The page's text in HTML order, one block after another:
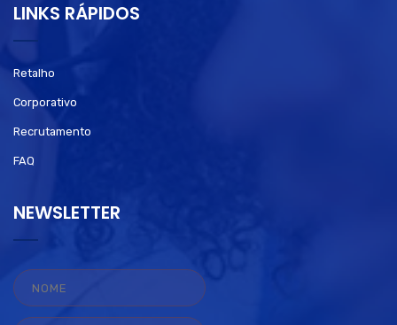
LINKS RÁPIDOS
Retalho
Corporativo
Recrutamento
FAQ
NEWSLETTER